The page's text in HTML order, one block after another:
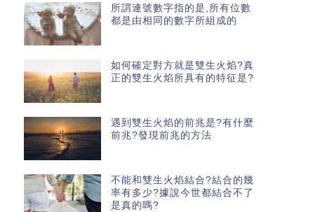
所謂連號數字指的是,所有位數
都是由相同的數字所組成的
如何確定對方就是雙生火焰?真
正的雙生火焰所具有的特征是?
遇到雙生火焰的前兆是?有什麼
前兆?發現前兆的方法
不能和雙生火焰結合?結合的幾
率有多少?據說今世都結合不了
是真的嗎?